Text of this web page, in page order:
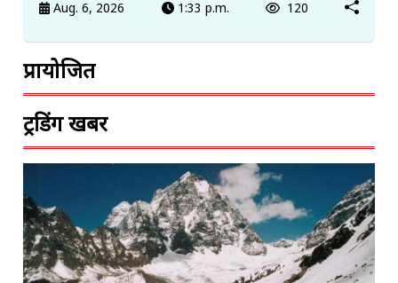
Aug. 6, 2026 1:33 p.m. 120
प्रायोजित
ट्रेंडिंग खबरें